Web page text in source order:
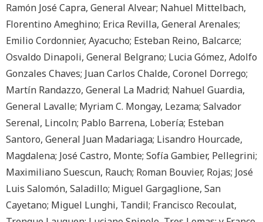
Ramón José Capra, General Alvear; Nahuel Mittelbach,
Florentino Ameghino; Erica Revilla, General Arenales;
Emilio Cordonnier, Ayacucho; Esteban Reino, Balcarce;
Osvaldo Dinapoli, General Belgrano; Lucia Gómez, Adolfo
Gonzales Chaves; Juan Carlos Chalde, Coronel Dorrego;
Martín Randazzo, General La Madrid; Nahuel Guardia,
General Lavalle; Myriam C. Mongay, Lezama; Salvador
Serenal, Lincoln; Pablo Barrena, Lobería; Esteban
Santoro, General Juan Madariaga; Lisandro Hourcade,
Magdalena; José Castro, Monte; Sofía Gambier, Pellegrini;
Maximiliano Suescun, Rauch; Roman Bouvier, Rojas; José
Luis Salomón, Saladillo; Miguel Gargaglione, San
Cayetano; Miguel Lunghi, Tandil; Francisco Recoulat,